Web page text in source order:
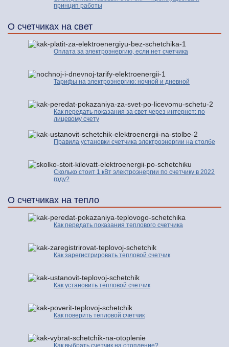
принцип работы
О счетчиках на свет
Оплата за электроэнергию, если нет счетчика
Тарифы на электроэнергию: ночной и дневной
Как передать показания за свет через интернет: по
лицевому счету
Правила установки счетчика электроэнергии на столбе
Сколько стоит 1 кВт электроэнергии по счетчику в 2022
году?
О счетчиках на тепло
Как передать показания теплового счетчика
Как зарегистрировать тепловой счетчик
Как установить тепловой счетчик
Как поверить тепловой счетчик
Как выбрать счетчик на отопление?